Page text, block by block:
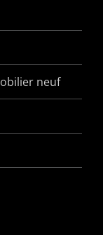
neuf